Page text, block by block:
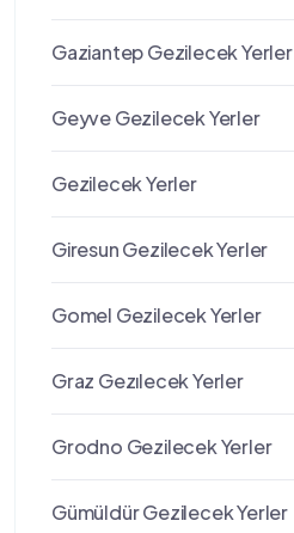
Gaziantep Gezilecek Yerler
Geyve Gezilecek Yerler
Gezilecek Yerler
Giresun Gezilecek Yerler
Gomel Gezilecek Yerler
Graz Gezılecek Yerler
Grodno Gezilecek Yerler
Gümüldür Gezilecek Yerler